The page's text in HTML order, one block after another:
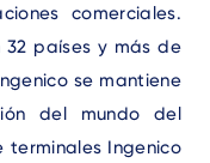
comerciales.
países y más de
se mantiene
del mundo del
terminales Ingenico